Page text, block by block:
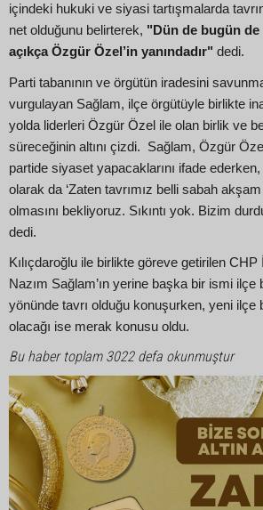
içindeki hukuki ve siyasi tartışmalarda
net olduğunu belirterek, "Dün de bugün de
açıkça Özgür Özel’in yanındadır" dedi.
Parti tabanının ve örgütün iradesini
vurgulayan Sağlam, ilçe örgütüyle birlikte
yolda liderleri Özgür Özel ile olan birlik ve
süreceğinin altını çizdi. Sağlam, Özgür
partide siyaset yapacaklarını ifade
olarak da ‘Zaten tavrımız belli sabah
olmasını bekliyoruz. Sıkıntı yok. Bizim
dedi.
Kılıçdaroğlu ile birlikte göreve getirilen CHP
Nazım Sağlam’ın yerine başka bir ismi ilçe
yönünde tavrı olduğu konuşurken, yeni ilçe
olacağı ise merak konusu oldu.
Bu haber toplam 3022 defa okunmuştur